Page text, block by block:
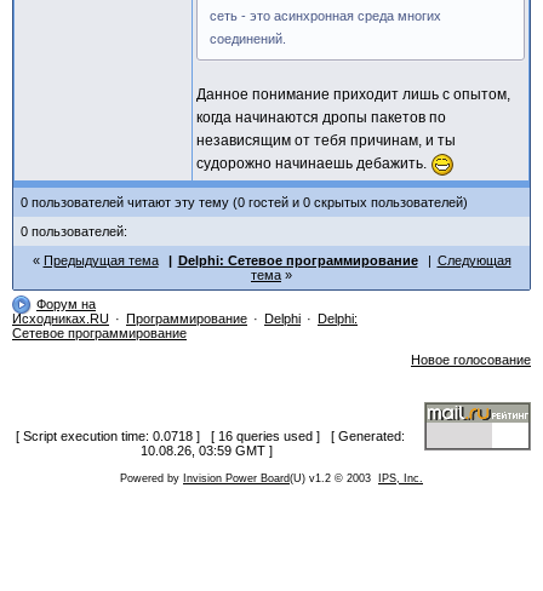
сеть - это асинхронная среда многих
соединений.
Данное понимание приходит лишь с опытом,
когда начинаются дропы пакетов по
независящим от тебя причинам, и ты
судорожно начинаешь дебажить.
0 пользователей читают эту тему (0 гостей и 0 скрытых пользователей)
0 пользователей:
Предыдущая тема
Delphi: Сетевое программирование
Следующая
тема
Форум на
Исходниках.RU
Программирование Delphi
Delphi:
Сетевое программирование
Новое голосование
[ Script execution time: 0.0718 ] [ 16 queries used ] [ Generated:
10.08.26, 03:59 GMT ]
Powered by Invision Power Board(U) v1.2 © 2003 IPS, Inc.